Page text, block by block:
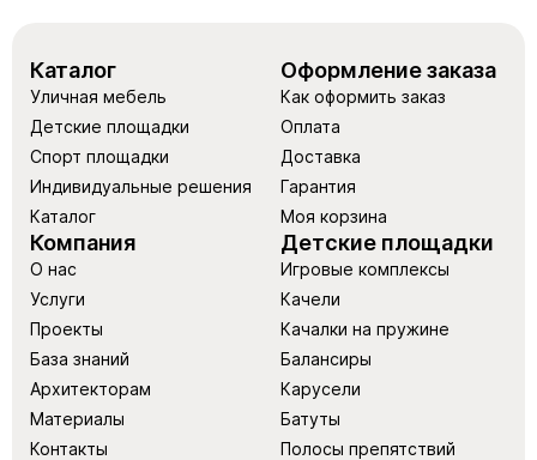
Каталог
Уличная мебель
Детские площадки
Спорт площадки
Индивидуальные решения
Каталог
Оформление заказа
Как оформить заказ
Оплата
Доставка
Гарантия
Моя корзина
Компания
О нас
Услуги
Проекты
База знаний
Архитекторам
Материалы
Контакты
Детские площадки
Игровые комплексы
Качели
Качалки на пружине
Балансиры
Карусели
Батуты
Полосы препятствий